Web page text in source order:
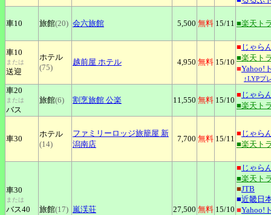
車10 旅館(20) 会六旅館 5,500 無料 15/11 ■楽天ト
車10
または
送迎
ホテル
(75)
越前屋 ホテル 4,950 無料 15/10
■ じゃら
■楽天ト
■Yahoo!
↑LYPプ
車20
または
バス
旅館(6) 割烹旅館 公楽 11,550 無料 15/10
■ じゃら
■楽天ト
車30
ホテル
(14)
ファミリーロッジ旅籠屋 新
潟南店
7,700 無料 15/11
■ じゃら
■楽天ト
車30
または
バス40 旅館(17) 嵐渓荘 27,500 無料 15/10
■ じゃら
■楽天ト
■JTB
■近畿日
■Yahoo!